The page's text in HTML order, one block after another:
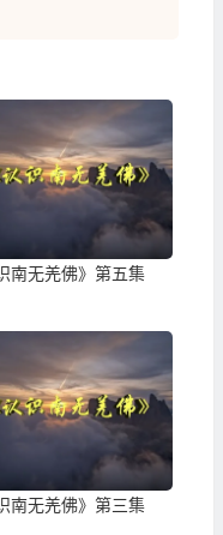
南无羌佛》第五集
南无羌佛》第三集